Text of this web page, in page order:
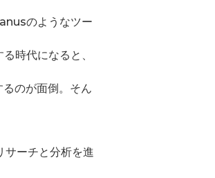
のようなツー
時代になると、
のが面倒。そん
ーチと分析を進